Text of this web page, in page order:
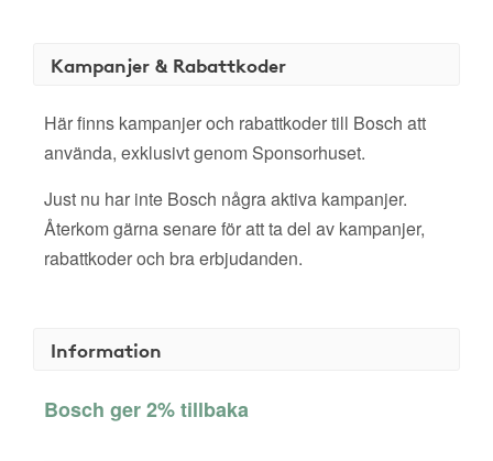
Kampanjer & Rabattkoder
Här finns kampanjer och rabattkoder till Bosch att
använda, exklusivt genom Sponsorhuset.
Just nu har inte Bosch några aktiva kampanjer.
Återkom gärna senare för att ta del av kampanjer,
rabattkoder och bra erbjudanden.
Information
Bosch ger 2% tillbaka